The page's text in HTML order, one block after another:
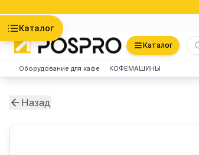
Каталог
Каталог
Оборудование для кафе КОФЕМАШИНЫ
Назад